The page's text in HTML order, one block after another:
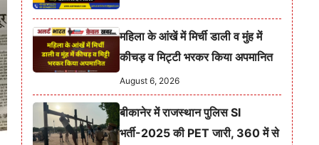
महिला के आंखें में मिर्ची डाली व मुंह में
कीचड़ व मिट्टी भरकर किया अपमानित
August 6, 2026
बीकानेर में राजस्थान पुलिस SI
भर्ती-2025 की PET जारी, 360 में से